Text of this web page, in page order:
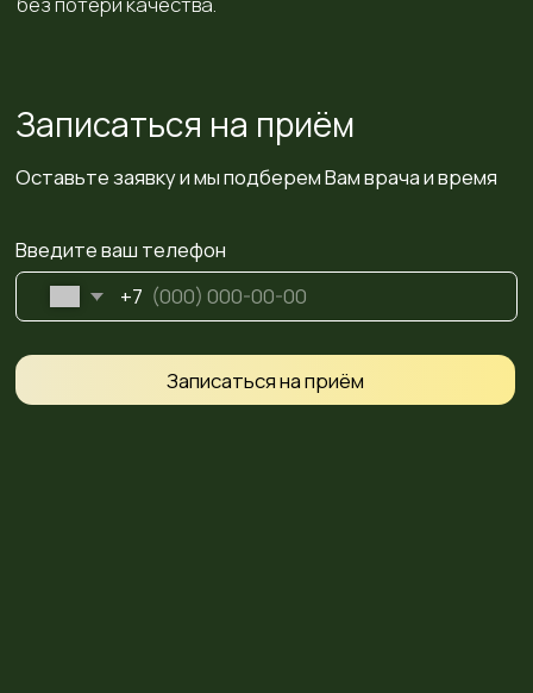
ЦМД м.Академическая
Санкт-Петербург,
Контакты
+7 (812) 448-64-93
Пн-пт 08:00 - 20:00